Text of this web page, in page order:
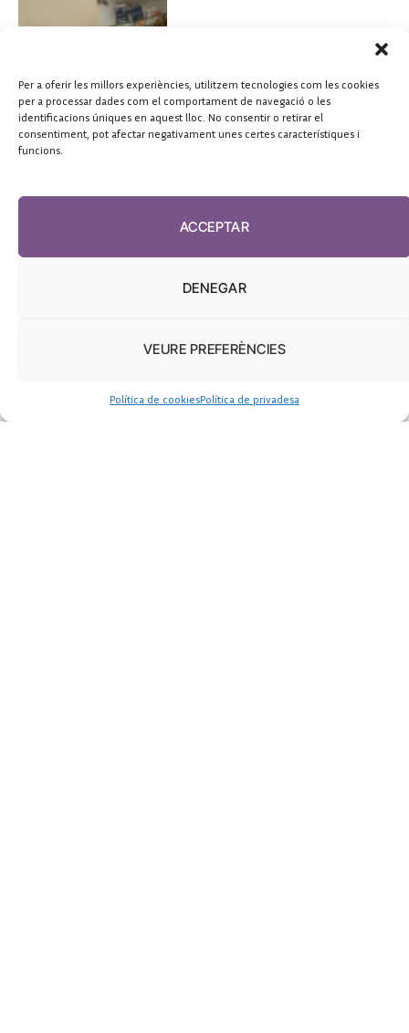
Per a oferir les millors experiències, utilitzem tecnologies com les cookies
per a processar dades com el comportament de navegació o les
identificacions úniques en aquest lloc. No consentir o retirar el
consentiment, pot afectar negativament unes certes característiques i
funcions.
ACCEPTAR
DENEGAR
VEURE PREFERÈNCIES
Política de cookiesPolítica de privadesa
El Coŀlegi de Metges de